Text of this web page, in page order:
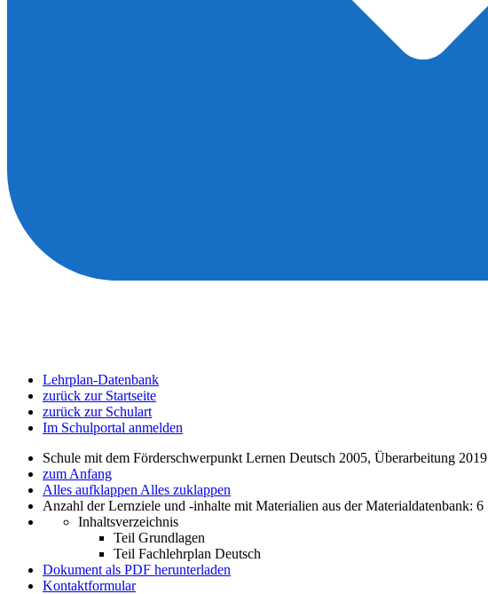
Lehrplan-Datenbank
zurück zur Startseite
zurück zur Schulart
Im Schulportal anmelden
Schule mit dem Förderschwerpunkt Lernen Deutsch 2005, Überarbeitung 2019
zum Anfang
Alles aufklappen Alles zuklappen
Anzahl der Lernziele und -inhalte mit Materialien aus der Materialdatenbank: 6
Inhaltsverzeichnis
Teil Grundlagen
Teil Fachlehrplan Deutsch
Dokument als PDF herunterladen
Kontaktformular